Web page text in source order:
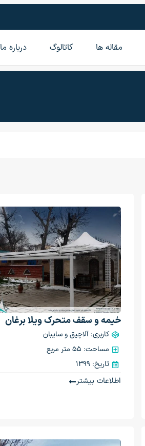
مقاله‌ ها کاتالوگ درباره ما
خیمه و سقف متحرک ویلا برغان
کاربری: آلاچیق و سایبان
مساحت: 55 متر مربع
تاریخ: 1399
اطلاعات بیشتر